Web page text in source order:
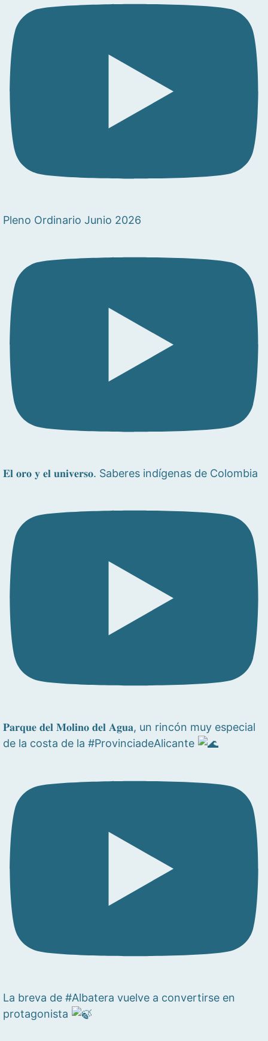
Pleno Ordinario Junio 2026
𝐄𝐥 𝐨𝐫𝐨 𝐲 𝐞𝐥 𝐮𝐧𝐢𝐯𝐞𝐫𝐬𝐨. Saberes indígenas de Colombia
𝐏𝐚𝐫𝐪𝐮𝐞 𝐝𝐞𝐥 𝐌𝐨𝐥𝐢𝐧𝐨 𝐝𝐞𝐥 𝐀𝐠𝐮𝐚, un rincón muy especial
de la costa de la #ProvinciadeAlicante
La breva de #Albatera vuelve a convertirse en
protagonista